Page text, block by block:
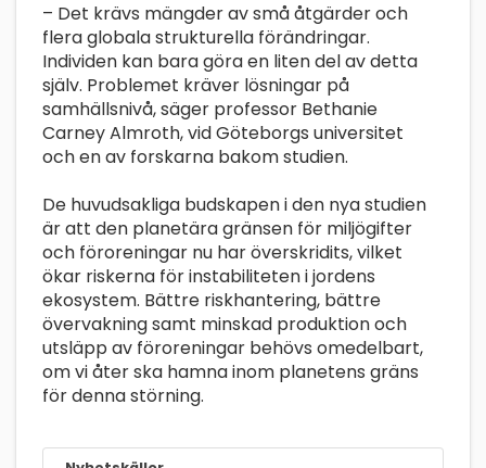
– Det krävs mängder av små åtgärder och
flera globala strukturella förändringar.
Individen kan bara göra en liten del av detta
själv. Problemet kräver lösningar på
samhällsnivå, säger professor Bethanie
Carney Almroth, vid Göteborgs universitet
och en av forskarna bakom studien.
De huvudsakliga budskapen i den nya studien
är att den planetära gränsen för miljögifter
och föroreningar nu har överskridits, vilket
ökar riskerna för instabiliteten i jordens
ekosystem. Bättre riskhantering, bättre
övervakning samt minskad produktion och
utsläpp av föroreningar behövs omedelbart,
om vi åter ska hamna inom planetens gräns
för denna störning.